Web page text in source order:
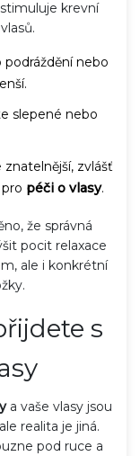
krevní
podráždění nebo
slepené nebo
zvlášť
péči o vlasy.
že správná
pocit relaxace
ale i konkrétní
s
a vaše vlasy jsou
realita je jiná.
pod ruce a